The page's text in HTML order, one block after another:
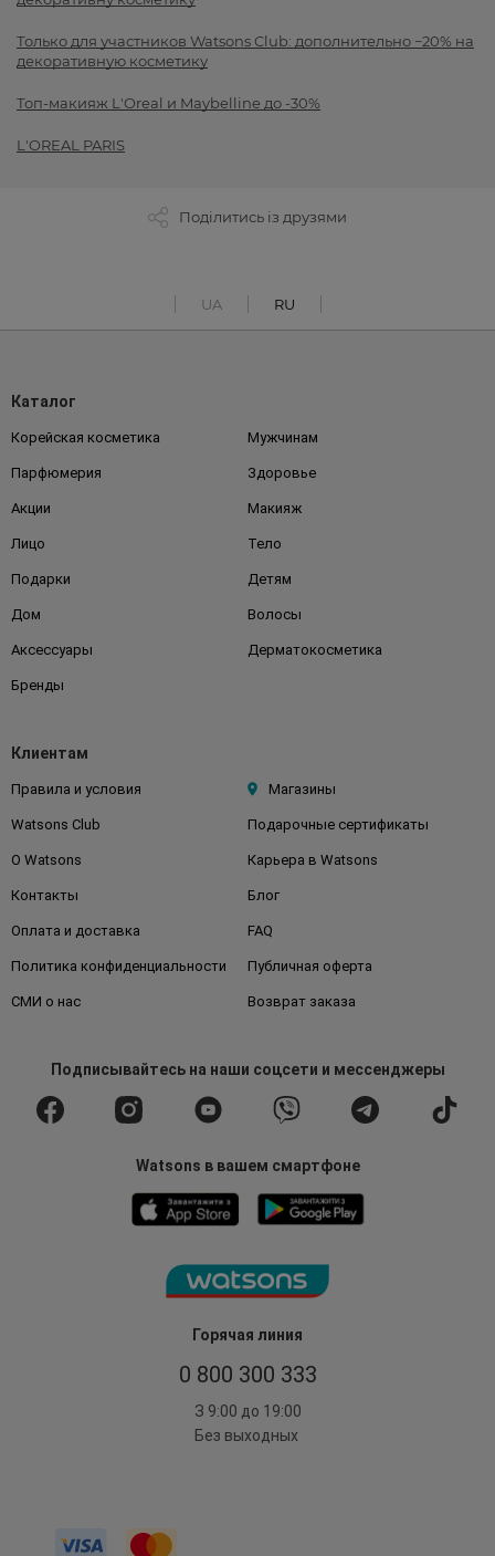
Только для участников Watsons Club: дополнительно −20% на
декоративную косметику
Топ-макияж L'Oreal и Maybelline до -30%
L'OREAL PARIS
Поділитись із друзями
UA RU
Горячая линия
0 800 300 333
З 9:00 до 19:00
Без выходных
Каталог
Корейская косметика Мужчинам
Парфюмерия Здоровье
Акции Макияж
Лицо Тело
Подарки Детям
Дом Волосы
Аксессуары Дерматокосметика
Бренды
Клиентам
Правила и условия Магазины
Watsons Club Подарочные сертификаты
О Watsons Карьера в Watsons
Контакты Блог
Оплата и доставка FAQ
Политика конфиденциальности Публичная оферта
СМИ о нас Возврат заказа
Подписывайтесьна наши соцсети и мессенджеры
Watsons в вашем смартфоне